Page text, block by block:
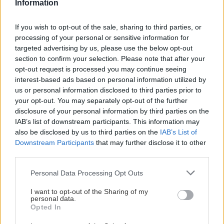
Information
If you wish to opt-out of the sale, sharing to third parties, or
processing of your personal or sensitive information for
targeted advertising by us, please use the below opt-out
section to confirm your selection. Please note that after your
opt-out request is processed you may continue seeing
interest-based ads based on personal information utilized by
us or personal information disclosed to third parties prior to
your opt-out. You may separately opt-out of the further
disclosure of your personal information by third parties on the
IAB’s list of downstream participants. This information may
also be disclosed by us to third parties on the IAB’s List of
Downstream Participants that may further disclose it to other
Please note that this website/app uses one or more Google
not limited to your visit or usage behaviour. You may click to
grant or deny consent to Google and its third-party tags to
use your data for below specified purposes in below Google
Personal Data Processing Opt Outs
I want to opt-out of the Sharing of my
personal data.
Opted In
12/2017 som si predplatila casopis a ešte nemam ani
evidujete. Platila som cez účet slsp. Platobný príkaz
na úhradu
SK9475000000000702114133
objednávka predplatné časopisu UROB SI SAM
ZAHRADA + darček VS 0000008911 .Ďakujem za
informáciu Mária Gavroňová
Odpovedať
redakcia
18. januára 2018 o 14:43
Dobrý deň, žiaľ, nemáme na vás funkčný e-mail,
prosím, pošlite nám ho. Vďaka
Odpovedať
Email som Vám predsa poslala je aj v
Emil Konštiak
13. júla 2018 o 15:52
Dobrý deň, mal by som záujem o uvedený časopis